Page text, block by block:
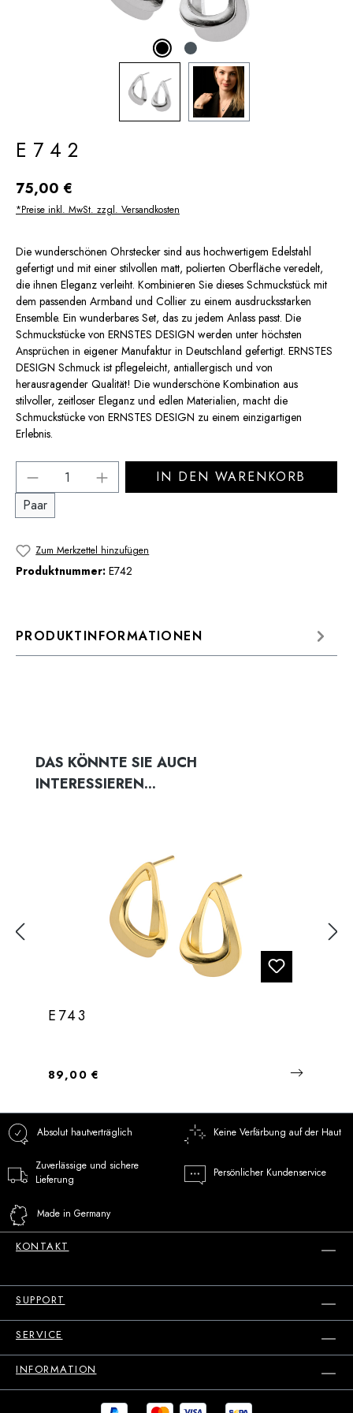
E742
Regulärer Preis:
75,00 €
*Preise inkl. MwSt. zzgl. Versandkosten
Die wunderschönen Ohrstecker sind aus hochwertigem Edelstahl
gefertigt und mit einer stilvollen matt, polierten Oberfläche veredelt,
die ihnen Eleganz verleiht. Kombinieren Sie dieses Schmuckstück mit
dem passenden Armband und Collier zu einem ausdrucksstarken
Ensemble. Ein wunderbares Set, das zu jedem Anlass passt. Die
Schmuckstücke von ERNSTES DESIGN werden unter höchsten
Ansprüchen in eigener Manufaktur in Deutschland gefertigt. ERNSTES
DESIGN Schmuck ist pflegeleicht, antiallergisch und von
herausragender Qualität! Die wunderschöne Kombination aus
stilvoller, zeitloser Eleganz und edlen Materialien, macht die
Schmuckstücke von ERNSTES DESIGN zu einem einzigartigen
Erlebnis.
Produkt Anzahl: Gib den gewünschten
Paar
IN DEN WARENKORB
Zum Merkzettel hinzufügen
Produktnummer: E742
PRODUKTINFORMATIONEN
Produktgalerie überspringen
DAS KÖNNTE SIE AUCH
INTERESSIEREN...
E743
Regulärer Preis:
89,00 €
Absolut hautverträglich Keine Verfärbung auf der Haut
Zuverlässige und sichere
Lieferung
Persönlicher Kundenservice
Made in Germany
KONTAKT
SUPPORT
SERVICE
INFORMATION